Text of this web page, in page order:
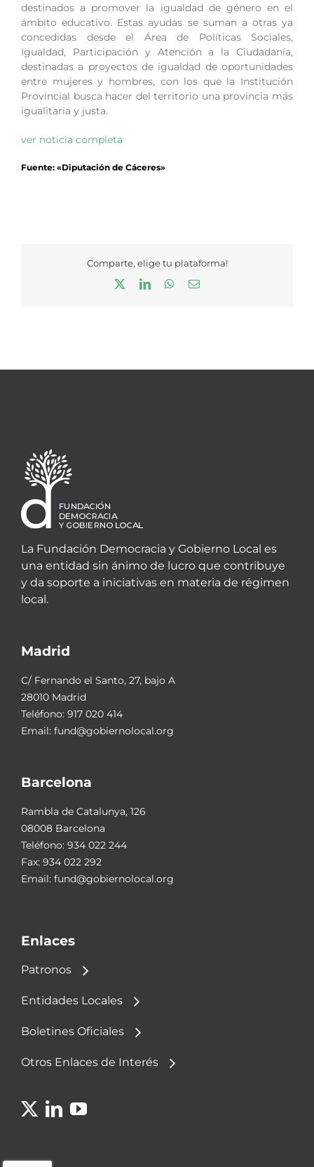
destinados a promover la igualdad de género en el
ámbito educativo. Estas ayudas se suman a otras ya
concedidas desde el Área de Políticas Sociales,
Igualdad, Participación y Atención a la Ciudadanía,
destinadas a proyectos de igualdad de oportunidades
entre mujeres y hombres, con los que la Institución
Provincial busca hacer del territorio una provincia más
igualitaria y justa.
ver noticia completa
Fuente: «Diputación de Cáceres»
Comparte, elige tu plataforma!
LinkedInWhatsApp
Correo
La Fundación Democracia y Gobierno Local es
una entidad sin ánimo de lucro que contribuye
y da soporte a iniciativas en materia de régimen
local.
Madrid
C/ Fernando el Santo, 27, bajo A
28010 Madrid
Teléfono: 917 020 414
Email: fund@gobiernolocal.org
Barcelona
Rambla de Catalunya, 126
08008 Barcelona
Teléfono: 934 022 244
Fax: 934 022 292
Email: fund@gobiernolocal.org
Enlaces
Patronos
Entidades Locales
Boletines Oficiales
Otros Enlaces de Interés